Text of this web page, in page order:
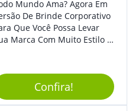
Mundo Ama? Agora Em
De Brinde Corporativo
Que Você Possa Levar
Marca Com Muito Estilo E
Exposição.
Confira!